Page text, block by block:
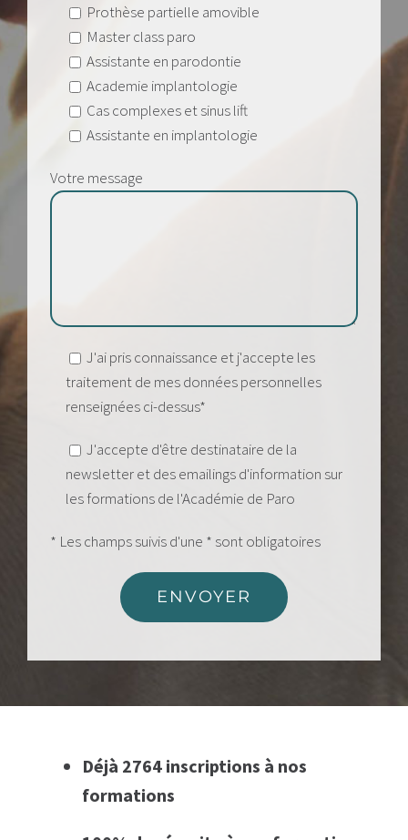
Prothèse partielle amovible
Master class paro
Assistante en parodontie
Academie implantologie
Cas complexes et sinus lift
Assistante en implantologie
Votre message
J'ai pris connaissance et j'accepte les
traitement de mes données personnelles
renseignées ci-dessus*
J'accepte d'être destinataire de la
newsletter et des emailings d'information sur
les formations de l'Académie de Paro
* Les champs suivis d'une * sont obligatoires
Déjà 2764 inscriptions à nos
formations